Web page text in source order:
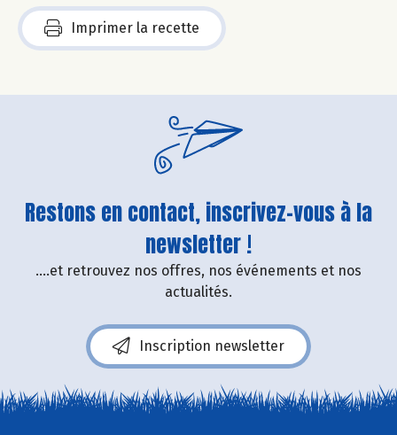
Imprimer la recette
Restons en contact, inscrivez-vous à la
newsletter !
....et retrouvez nos offres, nos événements et nos
actualités.
Inscription newsletter